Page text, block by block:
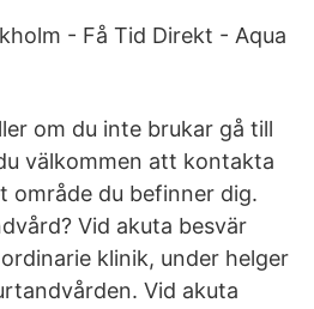
- Få Tid Direkt - Aqua
om du inte brukar gå till
välkommen att kontakta
område du befinner dig.
Vid akuta besvär
klinik, under helger
Vid akuta